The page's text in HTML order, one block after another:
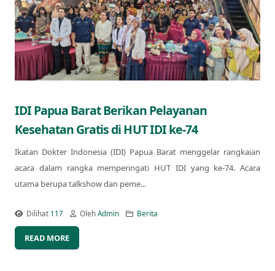
IDI Papua Barat Berikan Pelayanan
Kesehatan Gratis di HUT IDI ke-74
Ikatan Dokter Indonesia (IDI) Papua Barat menggelar rangkaian
acara dalam rangka memperingati HUT IDI yang ke-74. Acara
utama berupa talkshow dan peme...
Dilihat 117 OlehAdmin Berita
READ MORE